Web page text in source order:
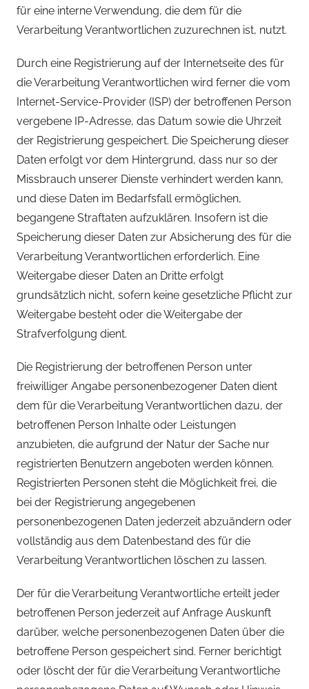
für eine interne Verwendung, die dem für die
Verarbeitung Verantwortlichen zuzurechnen ist, nutzt.
Durch eine Registrierung auf der Internetseite des für
die Verarbeitung Verantwortlichen wird ferner die vom
Internet-Service-Provider (ISP) der betroffenen Person
vergebene IP-Adresse, das Datum sowie die Uhrzeit
der Registrierung gespeichert. Die Speicherung dieser
Daten erfolgt vor dem Hintergrund, dass nur so der
Missbrauch unserer Dienste verhindert werden kann,
und diese Daten im Bedarfsfall ermöglichen,
begangene Straftaten aufzuklären. Insofern ist die
Speicherung dieser Daten zur Absicherung des für die
Verarbeitung Verantwortlichen erforderlich. Eine
Weitergabe dieser Daten an Dritte erfolgt
grundsätzlich nicht, sofern keine gesetzliche Pflicht zur
Weitergabe besteht oder die Weitergabe der
Strafverfolgung dient.
Die Registrierung der betroffenen Person unter
freiwilliger Angabe personenbezogener Daten dient
dem für die Verarbeitung Verantwortlichen dazu, der
betroffenen Person Inhalte oder Leistungen
anzubieten, die aufgrund der Natur der Sache nur
registrierten Benutzern angeboten werden können.
Registrierten Personen steht die Möglichkeit frei, die
bei der Registrierung angegebenen
personenbezogenen Daten jederzeit abzuändern oder
vollständig aus dem Datenbestand des für die
Verarbeitung Verantwortlichen löschen zu lassen.
Der für die Verarbeitung Verantwortliche erteilt jeder
betroffenen Person jederzeit auf Anfrage Auskunft
darüber, welche personenbezogenen Daten über die
betroffene Person gespeichert sind. Ferner berichtigt
oder löscht der für die Verarbeitung Verantwortliche